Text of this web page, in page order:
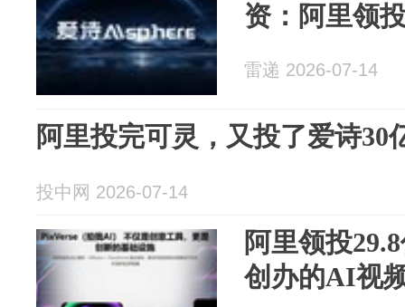
资：阿里领
雷递 2026-07-14
阿里投完可灵，又投了爱诗30
投中网 2026-07-14
阿里领投
创办的AI视